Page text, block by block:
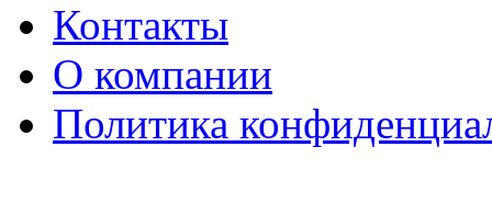
Контакты
О компании
Политика